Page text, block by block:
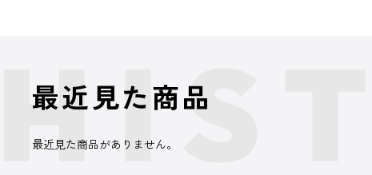
最近見た商品
最近見た商品がありません。